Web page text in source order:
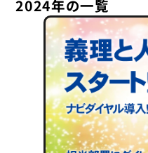
2024年の一覧